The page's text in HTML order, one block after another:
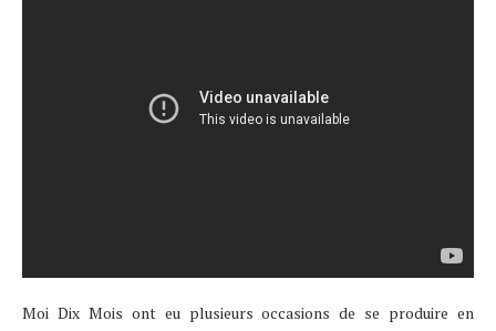
Moi Dix Mois ont eu plusieurs occasions de se produire en